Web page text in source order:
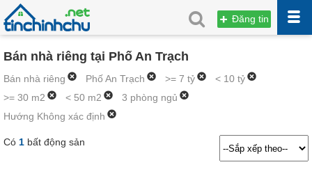
Đăng tin
Bán nhà riêng tại Phố An Trạch
Bán nhà riêng Phố An Trạch >= 7 tỷ
< 10 tỷ
>= 30 m2
< 50 m2
3 phòng ngủ
Hướng Không xác định
Có 1 bất động sản